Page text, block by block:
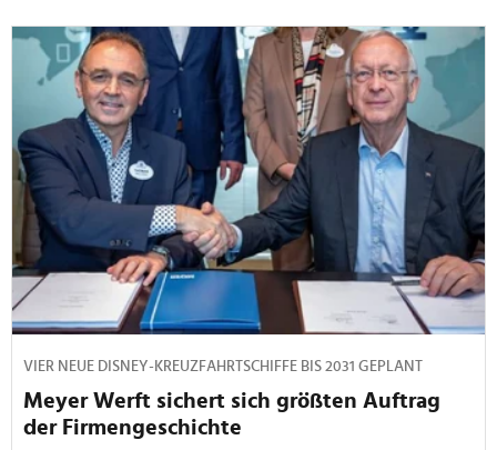
VIER NEUE DISNEY-KREUZFAHRTSCHIFFE BIS 2031 GEPLANT
Meyer Werft sichert sich größten Auftrag
der Firmengeschichte